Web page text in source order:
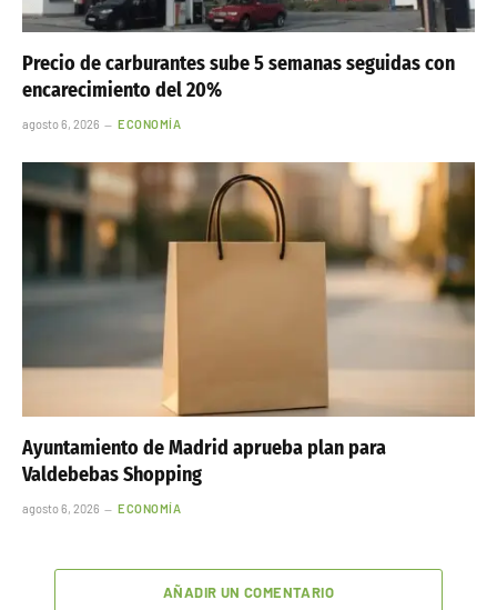
Precio de carburantes sube 5 semanas seguidas con
encarecimiento del 20%
agosto 6, 2026 ECONOMÍA
Ayuntamiento de Madrid aprueba plan para
Valdebebas Shopping
agosto 6, 2026 ECONOMÍA
AÑADIR UN COMENTARIO